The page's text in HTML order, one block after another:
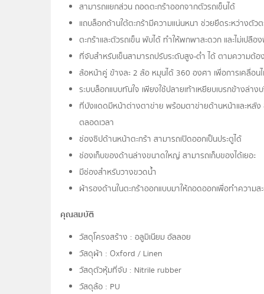
สามารถแยกส่วน ถอดตะกร้าออกจากตัวรถเข็นได้
แถบล็อกด้านใต้ตะกร้ามีความแน่นหนา ช่วยยึดระหว่างตัวต
ตะกร้าและตัวรถเข็น พับได้ ทำให้พกพาสะดวก และไม่เปลือ
ที่จับสำหรับเข็นสามารถปรับระดับสูง-ต่ำ ได้ ตามความต้อ
ล้อหน้าคู่ ข้างละ 2 ล้อ หมุนได้ 360 องศา เพื่อการเคลื่อน
ระบบล็อกแบบทันใจ เพียงใช้ปลายเท้าเหยียบเบรกข้างล่
ที่บังแดดมีหน้าต่างตาข่าย พร้อมตาข่ายด้านหน้าและหลัง
ตลอดเวลา
ช่องซิปด้านหน้าตะกร้า สามารถเปิดออกเป็นประตูได้
ช่องเก็บของด้านล่างขนาดใหญ่ สามารถเก็บของได้เยอะ
มีช่องสำหรับวางขวดน้ำ
ผ้ารองด้านในตะกร้าออกแบบมาให้ถอดออกเพื่อทำความส
คุณสมบัติ
วัสดุโครงสร้าง : อลูมิเนียม อัลลอย
วัสดุผ้า : Oxford / Linen
วัสดุตัวหุ้มที่จับ : Nitrile rubber
วัสดุล้อ : PU